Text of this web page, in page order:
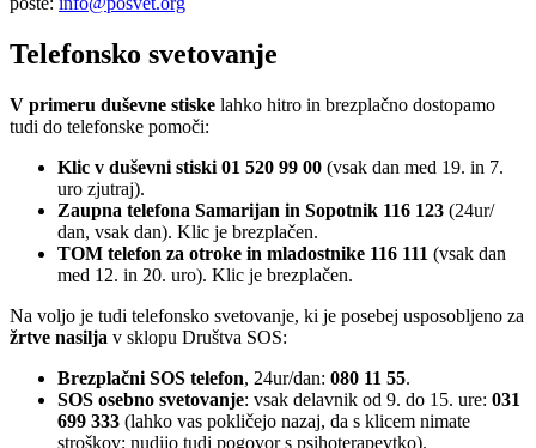
Telefonsko svetovanje
V primeru duševne stiske lahko hitro in brezplačno dostopamo
tudi do telefonske pomoči:
Klic v duševni stiski 01 520 99 00 (vsak dan med 19. in 7.
uro zjutraj).
Zaupna telefona Samarijan in Sopotnik 116 123 (24ur/
dan, vsak dan). Klic je brezplačen.
TOM telefon za otroke in mladostnike 116 111 (vsak dan
med 12. in 20. uro). Klic je brezplačen.
Na voljo je tudi telefonsko svetovanje, ki je posebej usposobljeno za
žrtve nasilja v sklopu Društva SOS:
Brezplačni SOS telefon, 24ur/dan: 080 11 55.
SOS osebno svetovanje: vsak delavnik od 9. do 15. ure: 031
699 333 (lahko vas pokličejo nazaj, da s klicem nimate
stroškov; nudijo tudi pogovor s psihoterapevtko).